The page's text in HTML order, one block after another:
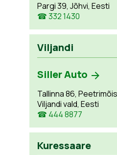
Pargi 39, Jõhvi, Eesti
☎ 332 1430
Viljandi
Siller Auto
Tallinna 86,
Viljandi vald, Eesti
☎ 444 8877
Kuressaare